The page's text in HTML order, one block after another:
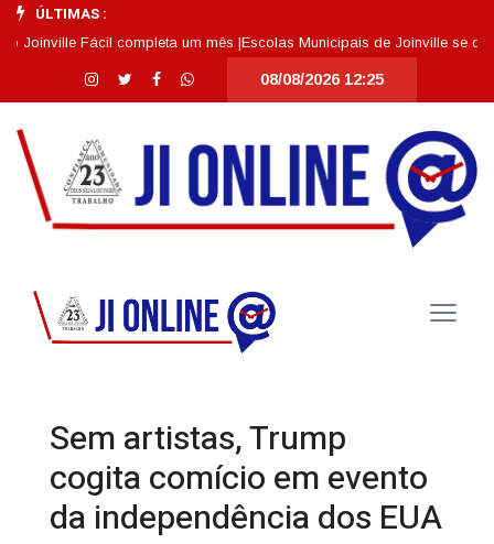
ÚLTIMAS :
Fácil completa um mês |Escolas Municipais de Joinville se
08/08/2026 12:25
Sem artistas, Trump
cogita comício em evento
da independência dos EUA